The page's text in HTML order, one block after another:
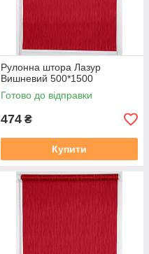
Рулонна штора Лазур
Вишневий 500*1500
Готово до відправки
474 ₴
Купити